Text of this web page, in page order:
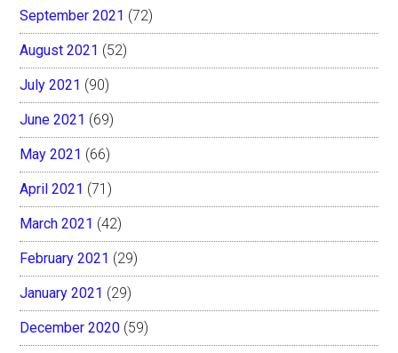
September 2021 (72)
August 2021 (52)
July 2021 (90)
June 2021 (69)
May 2021 (66)
April 2021 (71)
March 2021 (42)
February 2021 (29)
January 2021 (29)
December 2020 (59)